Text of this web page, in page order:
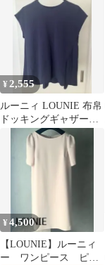
¥ 2,555
ルーニィ LOUNIE 布帛
ドッキングギャザープ
ルオーバー
¥4,500
【LOUNIE】ルーニィ
ー ワンピース ピン